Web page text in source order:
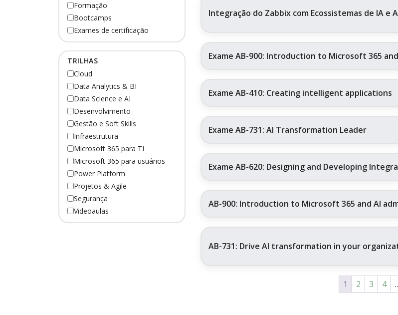
Formação
Bootcamps
Exames de certificação
TRILHAS
Cloud
Data Analytics & BI
Data Science e AI
Desenvolvimento
Gestão e Soft Skills
Infraestrutura
Microsoft 365 para TI
Microsoft 365 para usuários
Power Platform
Projetos & Agile
Segurança
Videoaulas
Integração do Zabbix com Ecossistemas de IA e
Exame AB-900: Introduction to Microsoft 365
Exame AB-410: Creating intelligent applications
Exame AB-731: AI Transformation Leader
Exame AB-620: Designing and Developing
AB-900: Introduction to Microsoft 365 and AI
AB-731: Drive AI transformation in your
1 2 3 4